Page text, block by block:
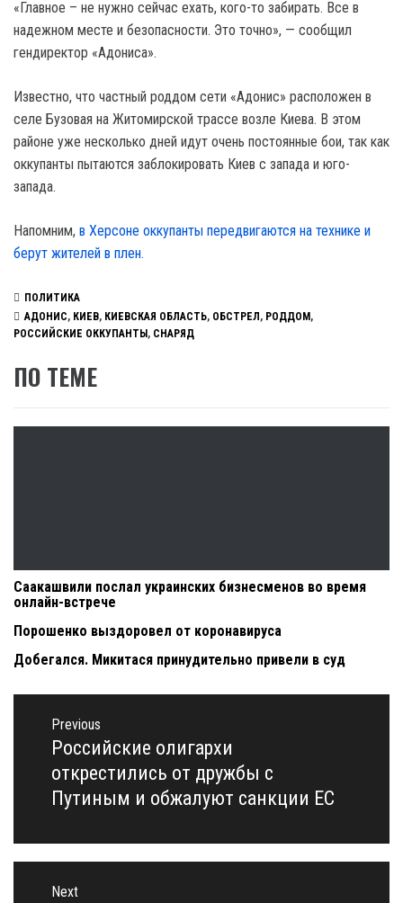
«Главное – не нужно сейчас ехать, кого-то забирать. Все в
надежном месте и безопасности. Это точно», — сообщил
гендиректор «Адониса».
Известно, что частный роддом сети «Адонис» расположен в
селе Бузовая на Житомирской трассе возле Киева. В этом
районе уже несколько дней идут очень постоянные бои, так как
оккупанты пытаются заблокировать Киев с запада и юго-
запада.
Напомним, в Херсоне оккупанты передвигаются на технике и
берут жителей в плен.
ПОЛИТИКА
АДОНИС, КИЕВ, КИЕВСКАЯ ОБЛАСТЬ, ОБСТРЕЛ , РОДДОМ ,
РОССИЙСКИЕ ОККУПАНТЫ , СНАРЯД
ПО ТЕМЕ
Саакашвили послал украинских бизнесменов во время
онлайн-встрече
Порошенко выздоровел от коронавируса
Добегался. Микитася принудительно привели в суд
Навигация
записям
Previous
Previous
post:
Российские олигархи
открестились от дружбы с
Путиным и обжалуют санкции ЕС
Next